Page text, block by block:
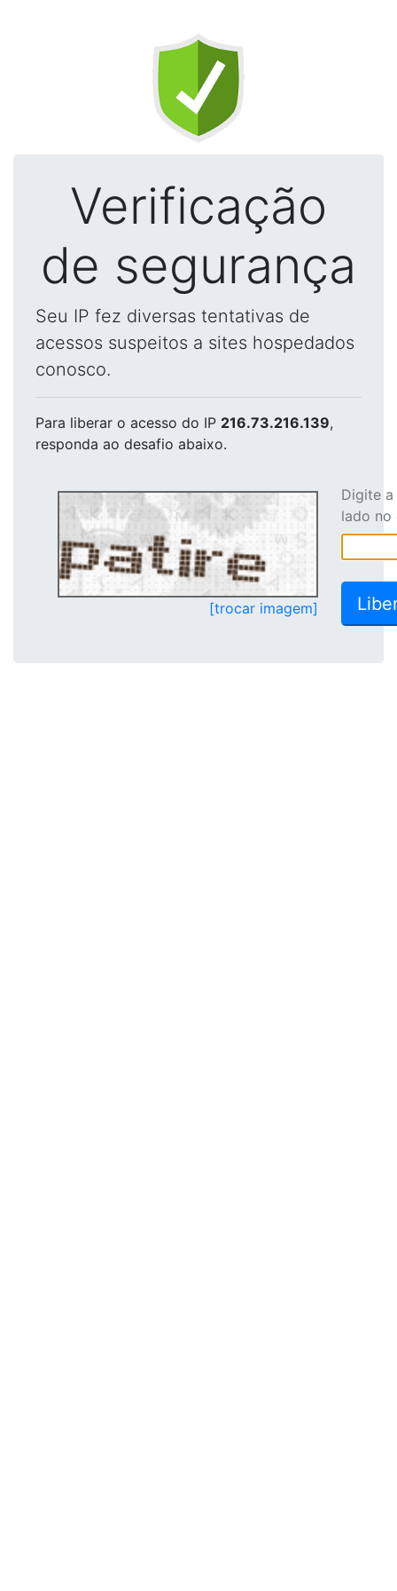
Verificação
de segurança
Seu IP fez diversas tentativas de
acessos suspeitos a sites hospedados
conosco.
Para liberar o acesso do IP 216.73.216.139,
responda ao desafio abaixo.
[trocar imagem]
Digite
lado no